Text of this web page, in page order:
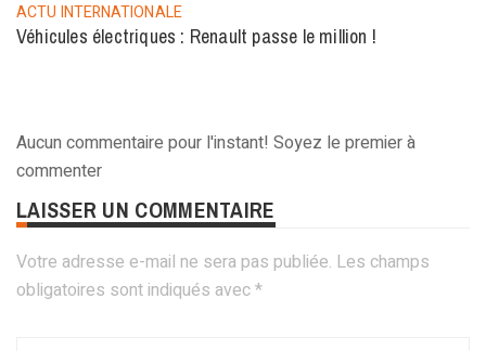
ACTU INTERNATIONALE
Véhicules électriques : Renault passe le million !
Aucun commentaire pour l'instant! Soyez le premier à
commenter
LAISSER UN COMMENTAIRE
Votre adresse e-mail ne sera pas publiée. Les champs
obligatoires sont indiqués avec*